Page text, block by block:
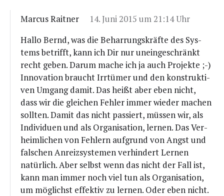
Marcus Raitner
14. Juni 2015 um 21:14 Uhr
Hal­lo Bernd, was die Behar­rungs­kräf­te des Sys­
tems betrifft, kann ich Dir nur unein­ge­schränkt
recht geben. Dar­um mache ich ja auch Pro­jek­te ;-)
Inno­va­ti­on braucht Irr­tü­mer und den kon­struk­ti­
ven Umgang damit. Das heißt aber eben nicht,
dass wir die glei­chen Feh­ler immer wie­der machen
soll­ten. Damit das nicht pas­siert, müs­sen wir, als
Indi­vi­du­en und als Orga­ni­sa­ti­on, ler­nen. Das Ver­
heim­li­chen von Feh­lern auf­grund von Angst und
fal­schen Anreiz­sys­te­men ver­hin­dert Ler­nen
natür­lich. Aber selbst wenn das nicht der Fall ist,
kann man immer noch viel tun als Orga­ni­sa­ti­on,
um mög­lichst effek­tiv zu ler­nen. Oder eben nicht.